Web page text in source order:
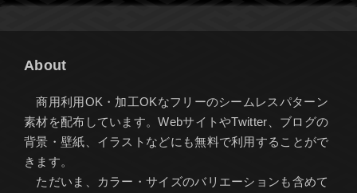
About
商用利用OK・加工OKなフリーのシームレスパターン
素材を配布しています。WebサイトやTwitter、ブログの
背景・壁紙、イラストなどにも無料で利用することがで
きます。
ただいま、カラー・サイズのバリエーションも含めて